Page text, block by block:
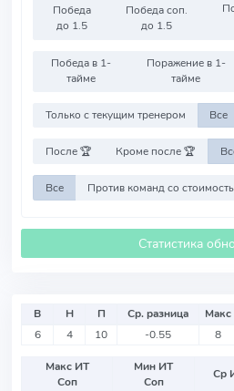
Победа
до 1.5
Победа соп.
до 1.5
Победа в 1-
тайме
Поражение в 1-
тайме
Только с текущим тренером Все
После 🏆 Кроме после 🏆
Все
Статистика
В Н П Ср. разница Макс
6
4 10 -0.55 8
Макс ИТ
Соп
Мин ИТ
Соп
Ср